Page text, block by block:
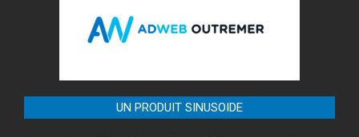
UN PRODUIT SINUSOIDE